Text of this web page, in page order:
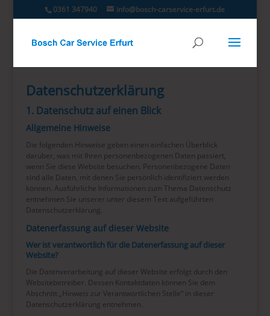
0361 347940 info@bosch-carservice-erfurt.de
Datenschutz­erklärung
1. Datenschutz auf einen Blick
Allgemeine Hinweise
Die folgenden Hinweise geben einen einfachen Überblick
darüber, was mit Ihren personenbezogenen Daten passiert,
wenn Sie diese Website besuchen. Personenbezogene Daten
sind alle Daten, mit denen Sie persönlich identifiziert werden
können. Ausführliche Informationen zum Thema Datenschutz
entnehmen Sie unserer unter diesem Text aufgeführten
Datenschutzerklärung.
Datenerfassung auf dieser Website
Wer ist verantwortlich für die Datenerfassung auf dieser
Website?
Die Datenverarbeitung auf dieser Website erfolgt durch den
Websitebetreiber. Dessen Kontaktdaten können Sie dem
Abschnitt „Hinweis zur Verantwortlichen Stelle“ in dieser
Datenschutzerklärung entnehmen.